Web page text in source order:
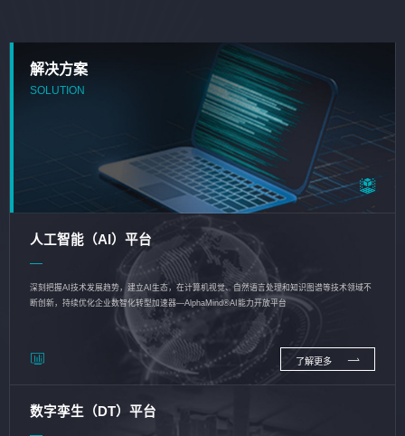
解决方案
SOLUTION
人工智能（AI）平台
深刻把握AI技术发展趋势，建立AI生态，在计算机视觉、自然语言处理和知识图谱等技术领域不
断创新，持续优化企业数智化转型加速器—AlphaMind®AI能力开放平台
了解更多
数字孪生（DT）平台